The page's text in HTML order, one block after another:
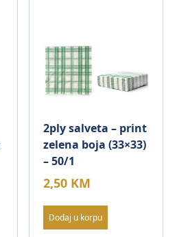
2ply salveta – print
zelena boja (33×33)
– 50/1
2,50 KM
Dodaj u korpu